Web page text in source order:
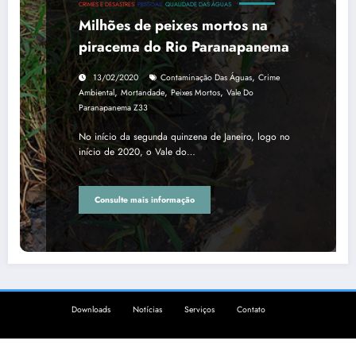
CRIMES E DESASTRES PESSOAS QUALIDADE DAS ÁGUAS
Milhões de peixes mortos na
piracema do Rio Paranapanema
13/02/2020 Contaminação Das Águas,Crime
Ambiental,Mortandade,Peixes Mortos, Vale Do
Paranapanema Z33
No início da segunda quinzena de Janeiro, logo no
início de 2020, o Vale do…
Consulte mais informação
Downloads Notícias Serviços Contato